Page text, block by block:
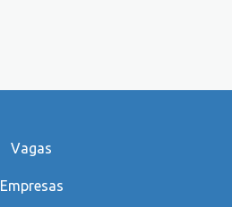
Vagas
Empresas